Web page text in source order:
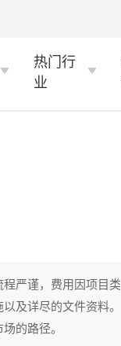
热门行
业
严谨，费用因项目类
及详尽的文件资料。
的路径。